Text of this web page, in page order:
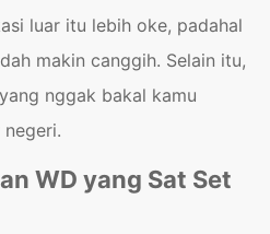
luar itu lebih oke, padahal
makin canggih. Selain itu,
nggak bakal kamu
WD yang Sat Set